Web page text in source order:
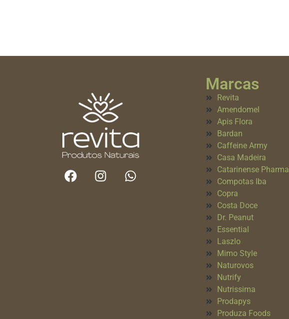
Marcas
Revita
Amendomel
Apis Flora
Bardan
Caffeine Army
Casa Madeira
Catarinense Pharma
Compotas Iba
Copra
Costa Doce
Dr. Peanut
Essential
Laszlo
Mimo Style
Naturovos
Nutrify
Nutrissima
Prodapys
Produza Foods